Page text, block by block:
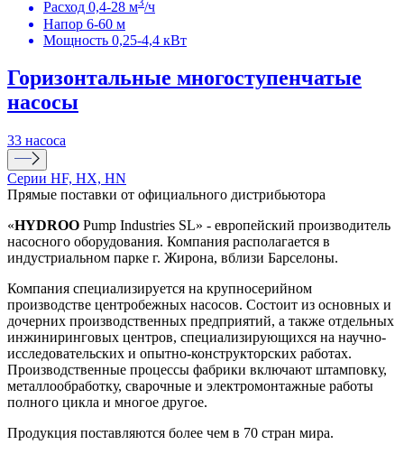
Расход 0,4-28 м /ч
Напор 6-60 м
Мощность 0,25-4,4 кВт
Горизонтальные многоступенчатые
насосы
33 насоса
Серии HF, HX, HN
Прямые поставки от официального дистрибьютора
«HYDROO Pump Industries SL» - европейский производитель
насосного оборудования. Компания располагается в
индустриальном парке г. Жирона, вблизи Барселоны.
Компания специализируется на крупносерийном
производстве центробежных насосов. Состоит из основных и
дочерних производственных предприятий, а также отдельных
инжиниринговых центров, специализирующихся на научно-
исследовательских и опытно-конструкторских работах.
Производственные процессы фабрики включают штамповку,
металлообработку, сварочные и электромонтажные работы
полного цикла и многое другое.
Продукция поставляются более чем в 70 стран мира.